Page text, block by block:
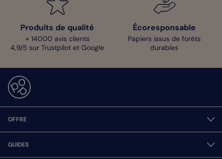
Produits de qualité
+ 14000 avis clients
4,9/5 sur Trustpilot et Google
Écoresponsable
Papiers issus de forêts
durables
OFFRE
GUIDES